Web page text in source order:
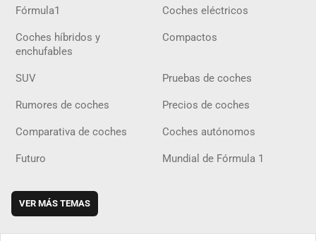
Fórmula1 Coches eléctricos
Coches híbridos y
enchufables
Compactos
SUV Pruebas de coches
Rumores de coches Precios de coches
Comparativa de coches Coches autónomos
Futuro Mundial de Fórmula 1
VER MÁS TEMAS